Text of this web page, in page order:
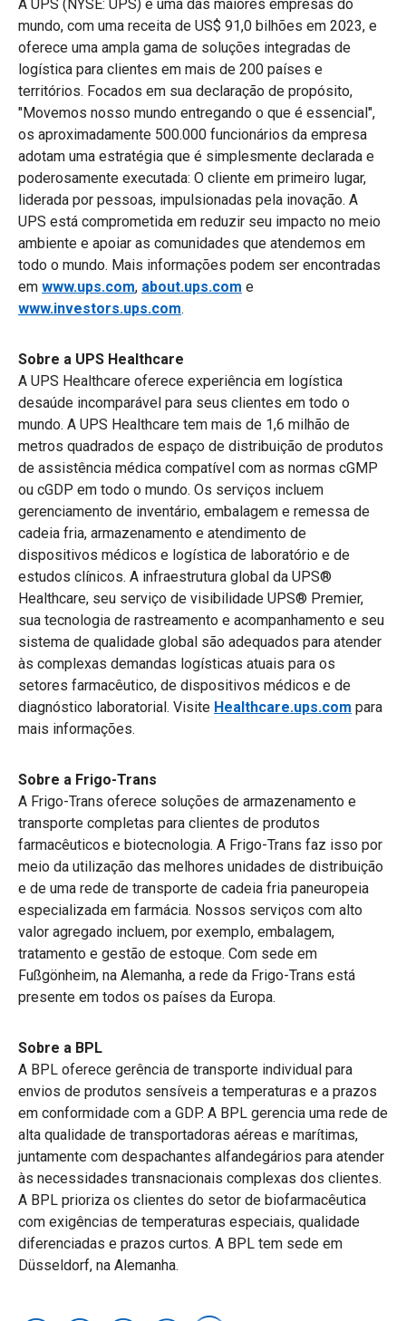
A UPS (NYSE: UPS) é uma das maiores empresas do
mundo, com uma receita de US$ 91,0 bilhões em 2023, e
oferece uma ampla gama de soluções integradas de
logística para clientes em mais de 200 países e
territórios. Focados em sua declaração de propósito,
"Movemos nosso mundo entregando o que é essencial",
os aproximadamente 500.000 funcionários da empresa
adotam uma estratégia que é simplesmente declarada e
poderosamente executada: O cliente em primeiro lugar,
liderada por pessoas, impulsionadas pela inovação. A
UPS está comprometida em reduzir seu impacto no meio
ambiente e apoiar as comunidades que atendemos em
todo o mundo. Mais informações podem ser encontradas
em www.ups.com, about.ups.com e
www.investors.ups.com.
Sobre a UPS Healthcare
A UPS Healthcare oferece experiência em logística
desaúde incomparável para seus clientes em todo o
mundo. A UPS Healthcare tem mais de 1,6 milhão de
metros quadrados de espaço de distribuição de produtos
de assistência médica compatível com as normas cGMP
ou cGDP em todo o mundo. Os serviços incluem
gerenciamento de inventário, embalagem e remessa de
cadeia fria, armazenamento e atendimento de
dispositivos médicos e logística de laboratório e de
estudos clínicos. A infraestrutura global da UPS®
Healthcare, seu serviço de visibilidade UPS® Premier,
sua tecnologia de rastreamento e acompanhamento e seu
sistema de qualidade global são adequados para atender
às complexas demandas logísticas atuais para os
setores farmacêutico, de dispositivos médicos e de
diagnóstico laboratorial. Visite Healthcare.ups.com para
mais informações.
Sobre a Frigo-Trans
A Frigo-Trans oferece soluções de armazenamento e
transporte completas para clientes de produtos
farmacêuticos e biotecnologia. A Frigo-Trans faz isso por
meio da utilização das melhores unidades de distribuição
e de uma rede de transporte de cadeia fria paneuropeia
especializada em farmácia. Nossos serviços com alto
valor agregado incluem, por exemplo, embalagem,
tratamento e gestão de estoque. Com sede em
Fußgönheim, na Alemanha, a rede da Frigo-Trans está
presente em todos os países da Europa.
Sobre a BPL
A BPL oferece gerência de transporte individual para
envios de produtos sensíveis a temperaturas e a prazos
em conformidade com a GDP. A BPL gerencia uma rede de
alta qualidade de transportadoras aéreas e marítimas,
juntamente com despachantes alfandegários para atender
às necessidades transnacionais complexas dos clientes.
A BPL prioriza os clientes do setor de biofarmacêutica
com exigências de temperaturas especiais, qualidade
diferenciadas e prazos curtos. A BPL tem sede em
Düsseldorf, na Alemanha.